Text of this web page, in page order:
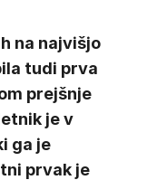
na najvišjo
tudi prva
prejšnje
je v
ga je
prvak je